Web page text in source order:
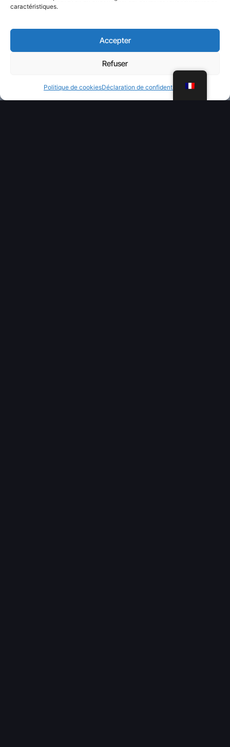
caractéristiques.
Accepter
Refuser
Politique de cookiesDéclaration de confidentialité
WhatsApp